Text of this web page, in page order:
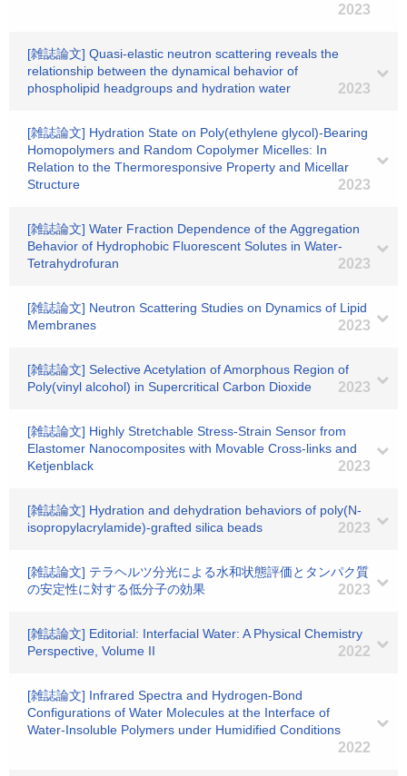
2023
[雑誌論文] Quasi-elastic neutron scattering reveals the
relationship between the dynamical behavior of
phospholipid headgroups and hydration water
2023
[雑誌論文] Hydration State on Poly(ethylene glycol)-Bearing
Homopolymers and Random Copolymer Micelles: In
Relation to the Thermoresponsive Property and Micellar
Structure
2023
[雑誌論文] Water Fraction Dependence of the Aggregation
Behavior of Hydrophobic Fluorescent Solutes in Water-
Tetrahydrofuran
2023
[雑誌論文] Neutron Scattering Studies on Dynamics of Lipid
Membranes
2023
[雑誌論文] Selective Acetylation of Amorphous Region of
Poly(vinyl alcohol) in Supercritical Carbon Dioxide
2023
[雑誌論文] Highly Stretchable Stress-Strain Sensor from
Elastomer Nanocomposites with Movable Cross-links and
Ketjenblack
2023
[雑誌論文] Hydration and dehydration behaviors of poly(N-
isopropylacrylamide)-grafted silica beads
2023
[雑誌論文] テラヘルツ分光による水和状態評価とタンパク質
の安定性に対する低分子の効果
2023
[雑誌論文] Editorial: Interfacial Water: A Physical Chemistry
Perspective, Volume II
2022
[雑誌論文] Infrared Spectra and Hydrogen-Bond
Configurations of Water Molecules at the Interface of
Water-Insoluble Polymers under Humidified Conditions
2022